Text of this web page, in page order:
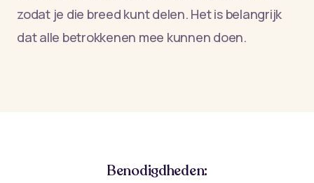
zodat je die breed kunt delen. Het is belangrijk
dat alle betrokkenen mee kunnen doen.
Benodigdheden: